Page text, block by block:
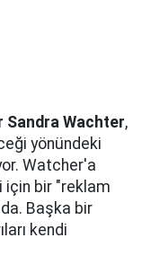
Wachter,
yönündeki
Watcher'a
için bir "reklam
Başka bir
kendi